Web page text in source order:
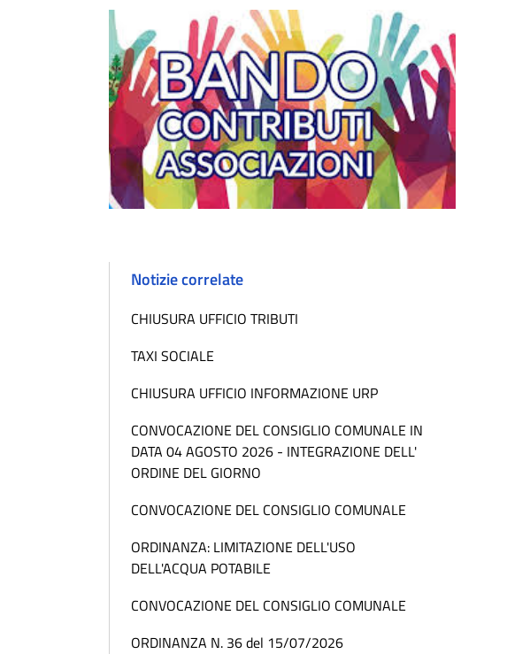
Notizie correlate
CHIUSURA UFFICIO TRIBUTI
TAXI SOCIALE
CHIUSURA UFFICIO INFORMAZIONE URP
CONVOCAZIONE DEL CONSIGLIO COMUNALE IN
DATA 04 AGOSTO 2026 - INTEGRAZIONE DELL'
ORDINE DEL GIORNO
CONVOCAZIONE DEL CONSIGLIO COMUNALE
ORDINANZA: LIMITAZIONE DELL'USO
DELL'ACQUA POTABILE
CONVOCAZIONE DEL CONSIGLIO COMUNALE
ORDINANZA N. 36 del 15/07/2026